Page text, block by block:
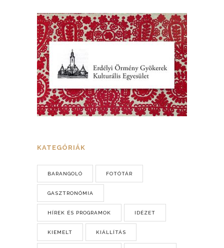
KATEGÓRIÁK
BARANGOLÓ FOTÓTÁR
GASZTRONÓMIA
HÍREK ÉS PROGRAMOK IDÉZET
KIEMELT KIÁLLÍTÁS